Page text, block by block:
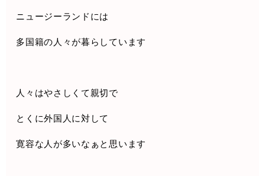
ニュージーランドには
多国籍の人々が暮らしています
人々はやさしくて親切で
とくに外国人に対して
寛容な人が多いなぁと思います